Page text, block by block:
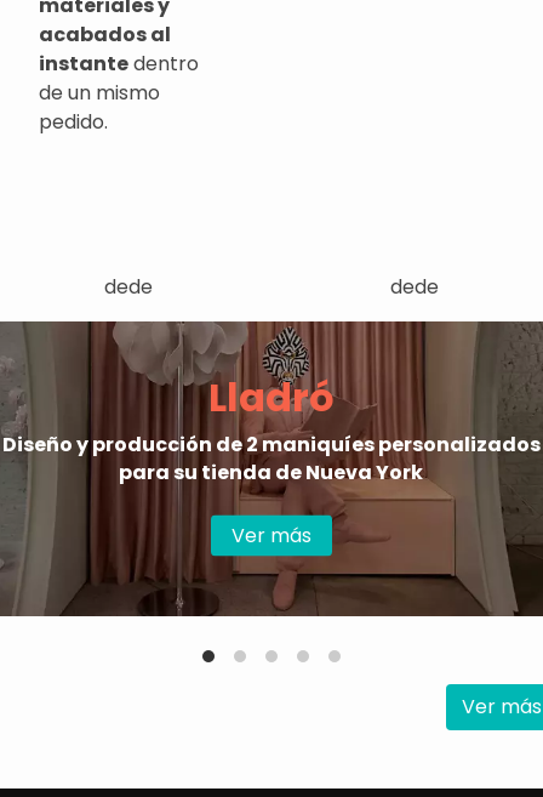
materiales y
acabados al
instantedentro
de un mismo
pedido.
dede dede
Lladró
Diseño y producción de 2 maniquíes personalizados
para su tienda de Nueva York
Ver más
Ver más